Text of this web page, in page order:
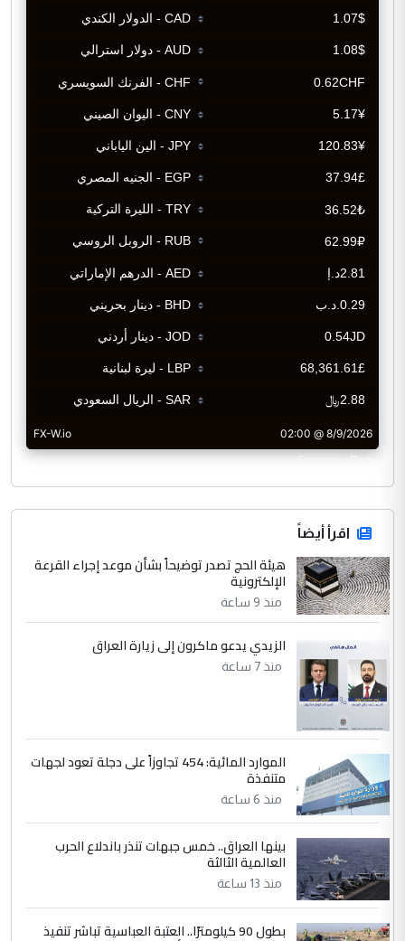
CurrencyRate
اقرأ أيضاً
هيئة الحج تصدر توضيحاً بشأن موعد إجراء القرعة
الإلكترونية
منذ 9 ساعة
الزيدي يدعو ماكرون إلى زيارة العراق
منذ 7 ساعة
الموارد المائية: 454 تجاوزاً على دجلة تعود لجهات
متنفذة
منذ 6 ساعة
بينها العراق.. خمس جبهات تنذر باندلاع الحرب
العالمية الثالثة
منذ 13 ساعة
بطول 90 كيلومترًا.. العتبة العباسية تباشر تنفيذ